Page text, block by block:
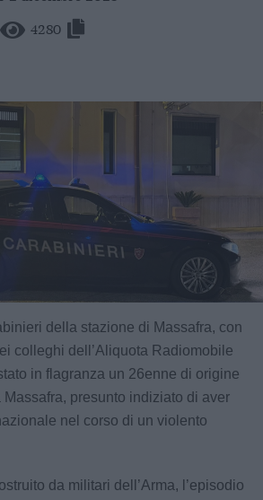
4280
della stazione di Massafra, con
colleghi dell’Aliquota Radiomobile
in flagranza un 26enne di origine
Massafra, presunto indiziato di aver
nel corso di un violento
da militari dell’Arma, l’episodio